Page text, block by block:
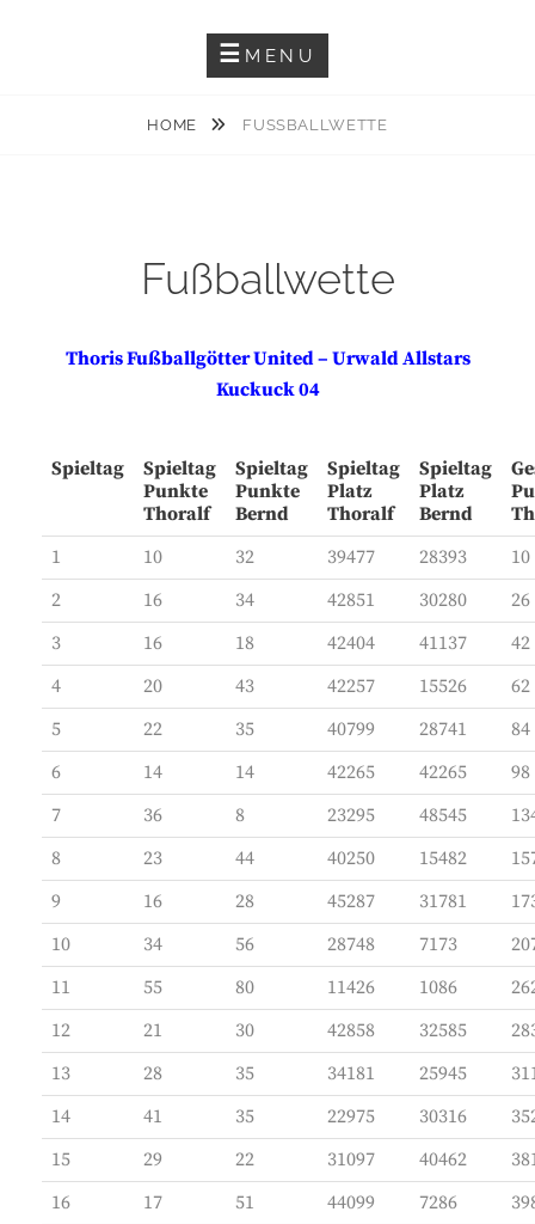
WILLKOMMEN AUF
THORALF.DE
MENU
HOME FUSSBALLWETTE
Fußballwette
Thoris Fußballgötter United – Urwald Allstars
Kuckuck 04
Spieltag
Spieltag
Punkte
Thoralf
Spieltag
Punkte
Bernd
Spieltag
Platz
Thoralf
Spieltag
Platz
Bernd
1
10 32 39477 28393
10
2
16 34 42851 30280
26
3
16 18 42404 41137
42
4
20 43 42257 15526
62
5
22 35 40799 28741
84
6
14 14 42265 42265
98
7
36 8 23295 48545
8
23 44 40250 15482
9
16 28 45287 31781
10
34 56 28748 7173
11
55 80 11426 1086
12
21 30 42858 32585
13
28 35 34181 25945
14
41 35 22975 30316
15
29 22 31097 40462
16
17 51 44099 7286